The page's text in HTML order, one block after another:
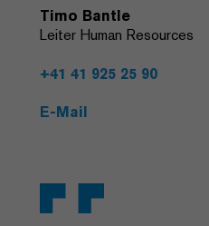
Timo Bantle
Leiter Human Resources
+41 41 925 25 90
E-Mail